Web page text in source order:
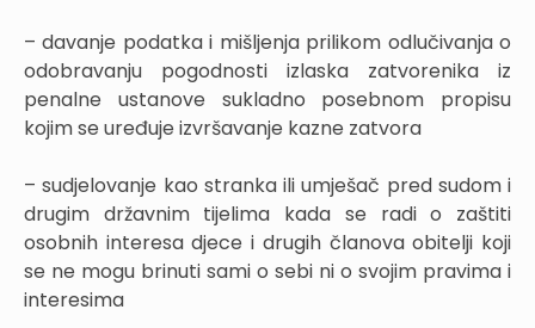
– davanje podatka i mišljenja prilikom odlučivanja o
odobravanju pogodnosti izlaska zatvorenika iz
penalne ustanove sukladno posebnom propisu
kojim se uređuje izvršavanje kazne zatvora
– sudjelovanje kao stranka ili umješač pred sudom i
drugim državnim tijelima kada se radi o zaštiti
osobnih interesa djece i drugih članova obitelji koji
se ne mogu brinuti sami o sebi ni o svojim pravima i
interesima